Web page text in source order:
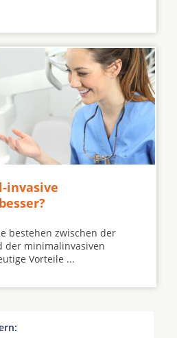
invasive
bestehen zwischen der
der minimalinvasiven
Vorteile ...